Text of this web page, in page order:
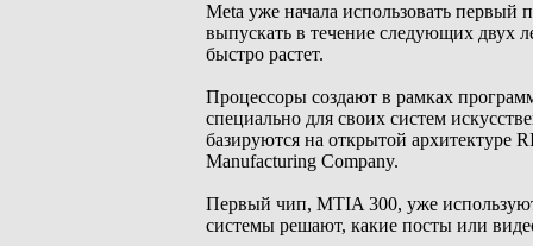
Meta уже начала использовать
выпускать в течение следующих двух
быстро растет.
Процессоры создают в рамках
специально для своих систем
базируются на открытой архитектуре
Manufacturing Company.
Первый чип, MTIA 300, уже
системы решают, какие посты или